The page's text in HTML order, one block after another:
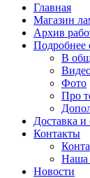
Главная
Магазин
Архив
Подробнее
В
Фото
Про
Доставка и
Контакты
Наша
Новости